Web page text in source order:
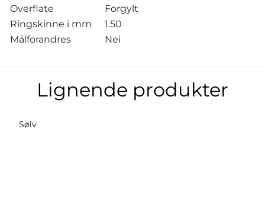
Overflate
Forgylt
Ringskinne i mm
1.50
Målforandres
Nei
Lignende produkter
Sølv